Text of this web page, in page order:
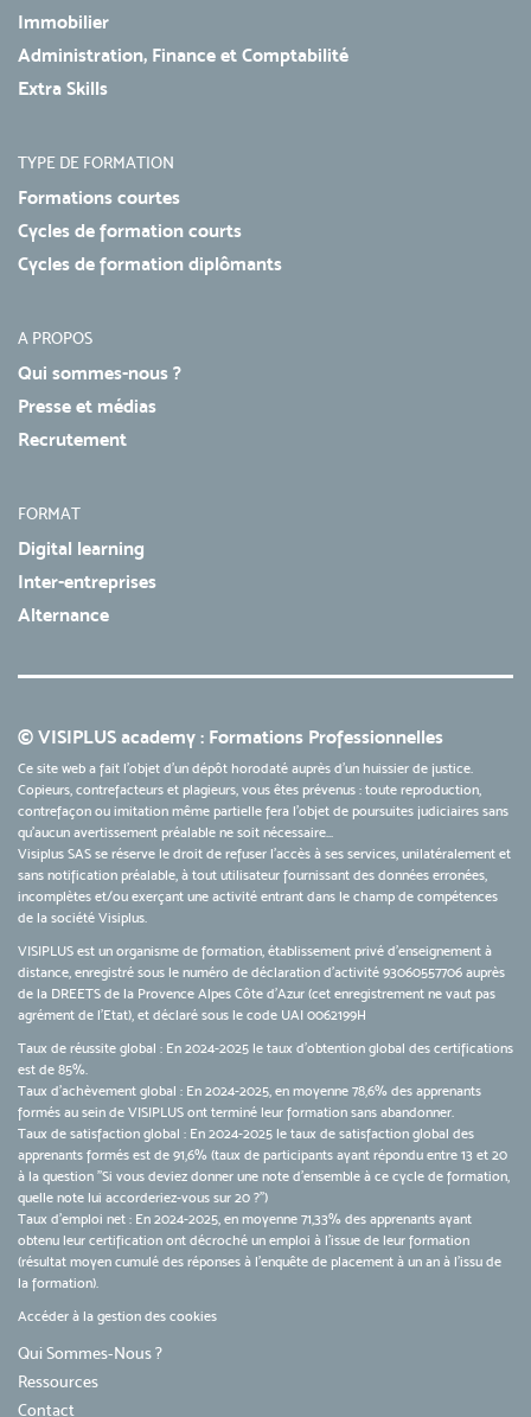
Immobilier
Administration, Finance et Comptabilité
Extra Skills
TYPE DE FORMATION
Formations courtes
Cycles de formation courts
Cycles de formation diplômants
A PROPOS
Qui sommes-nous ?
Presse et médias
Recrutement
FORMAT
Digital learning
Inter-entreprises
Alternance
© VISIPLUS academy : Formations Professionnelles
Ce site web a fait l'objet d'un dépôt horodaté auprès d'un huissier de justice.
Copieurs, contrefacteurs et plagieurs, vous êtes prévenus : toute reproduction,
contrefaçon ou imitation même partielle fera l'objet de poursuites judiciaires sans
qu’aucun avertissement préalable ne soit nécessaire...
Visiplus SAS se réserve le droit de refuser l'accès à ses services, unilatéralement et
sans notification préalable, à tout utilisateur fournissant des données erronées,
incomplètes et/ou exerçant une activité entrant dans le champ de compétences
de la société Visiplus.
VISIPLUS est un organisme de formation, établissement privé d’enseignement à
distance, enregistré sous le numéro de déclaration d’activité 93060557706 auprès
de la DREETS de la Provence Alpes Côte d’Azur (cet enregistrement ne vaut pas
agrément de l’Etat), et déclaré sous le code UAI 0062199H
Taux de réussite global : En 2024-2025 le taux d'obtention global des certifications
est de 85%.
Taux d’achèvement global : En 2024-2025, en moyenne 78,6% des apprenants
formés au sein de VISIPLUS ont terminé leur formation sans abandonner.
Taux de satisfaction global : En 2024-2025 le taux de satisfaction global des
apprenants formés est de 91,6% (taux de participants ayant répondu entre 13 et 20
à la question "Si vous deviez donner une note d’ensemble à ce cycle de formation,
quelle note lui accorderiez-vous sur 20 ?")
Taux d’emploi net : En 2024-2025, en moyenne 71,33% des apprenants ayant
obtenu leur certification ont décroché un emploi à l'issue de leur formation
(résultat moyen cumulé des réponses à l'enquête de placement à un an à l'issu de
la formation).
Accéder à la gestion des cookies
Qui Sommes-Nous ?
Ressources
Contact